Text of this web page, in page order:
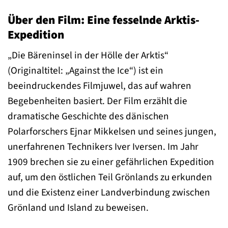
Über den Film: Eine fesselnde Arktis-
Expedition
„Die Bäreninsel in der Hölle der Arktis“
(Originaltitel: „Against the Ice“) ist ein
beeindruckendes Filmjuwel, das auf wahren
Begebenheiten basiert. Der Film erzählt die
dramatische Geschichte des dänischen
Polarforschers Ejnar Mikkelsen und seines jungen,
unerfahrenen Technikers Iver Iversen. Im Jahr
1909 brechen sie zu einer gefährlichen Expedition
auf, um den östlichen Teil Grönlands zu erkunden
und die Existenz einer Landverbindung zwischen
Grönland und Island zu beweisen.